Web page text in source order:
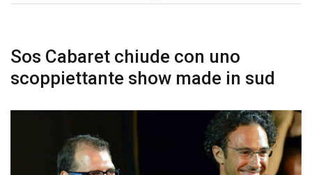
Sos Cabaret chiude con uno
scoppiettante show made in sud